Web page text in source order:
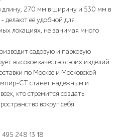
длину, 270 мм в ширину и 530 мм в
делают её удобной для
локациях, не занимая много
садовую и парковую
высокое качество своих изделий.
по Москве и Московской
СТ станет надёжным и
кто стремится создать
вокруг себя.
248 13 18